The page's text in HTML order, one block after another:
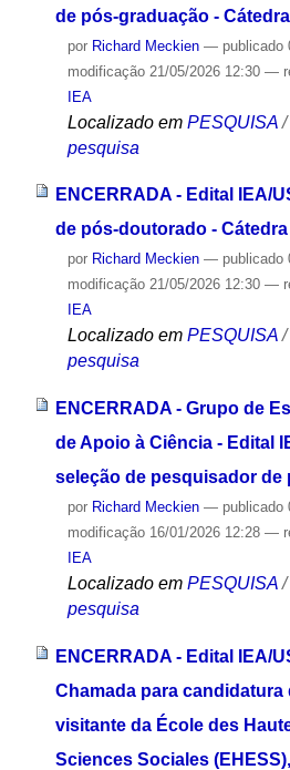
de pós-graduação -
por Richard Meckien — publicado
modificação21/05/2026 12:30 —
IEA
Localizado em PESQUISA /
pesquisa
ENCERRADA - Edital IEA/
de pós-doutorado - Cátedra
por Richard Meckien — publicado
modificação21/05/2026 12:30 —
IEA
Localizado em PESQUISA /
pesquisa
ENCERRADA - Grupo de
de Apoio à Ciência - Edital
seleção de pesquisador de
por Richard Meckien — publicado
modificação16/01/2026 12:28 —
IEA
Localizado em PESQUISA /
pesquisa
ENCERRADA - Edital IEA/
Chamada para candidatura
visitante da École des
Sciences Sociales